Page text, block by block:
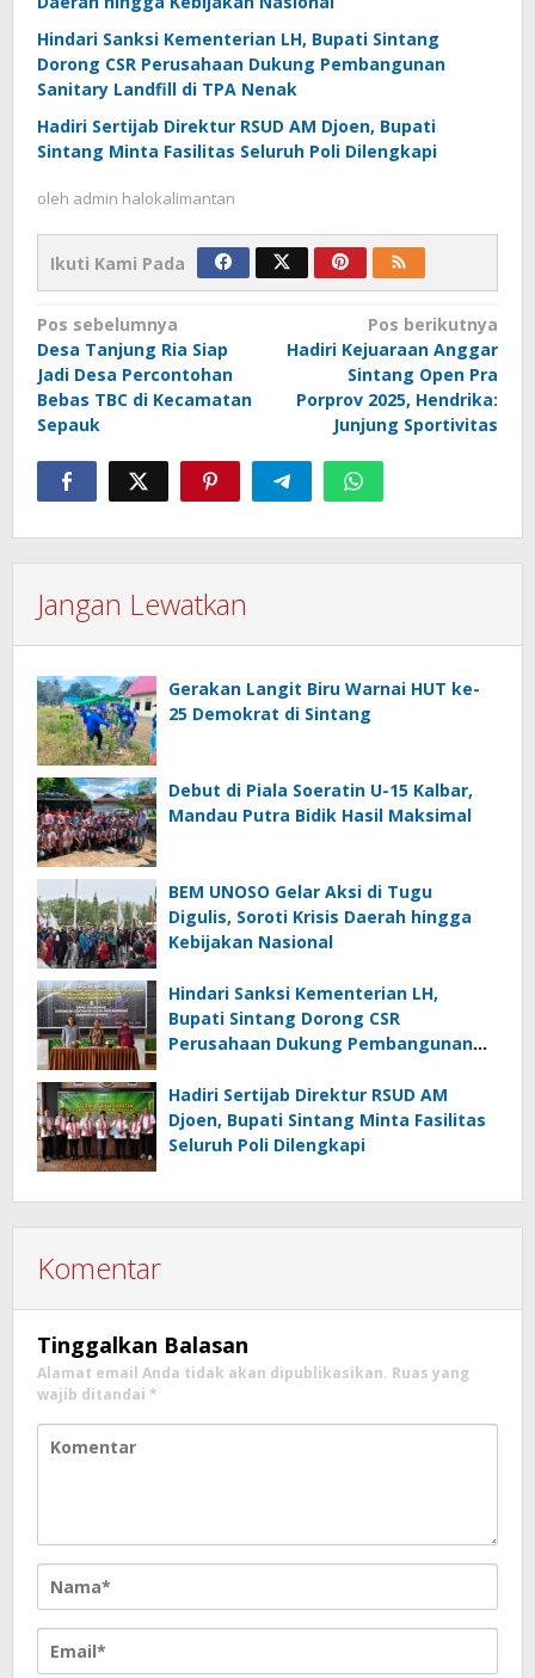
Hindari Sanksi Kementerian LH, Bupati Sintang
Dorong CSR Perusahaan Dukung Pembangunan
Sanitary Landfill di TPA Nenak
Hadiri Sertijab Direktur RSUD AM Djoen, Bupati
Sintang Minta Fasilitas Seluruh Poli Dilengkapi
oleh admin halokalimantan
Ikuti Kami Pada
Navigasi
pos
Pos sebelumnya
Desa Tanjung Ria Siap
Jadi Desa Percontohan
Bebas TBC di Kecamatan
Sepauk
Pos berikutnya
Hadiri Kejuaraan Anggar
Sintang Open Pra
Porprov 2025, Hendrika:
Junjung Sportivitas
Jangan Lewatkan
Gerakan Langit Biru Warnai HUT ke-
25 Demokrat di Sintang
Debut di Piala Soeratin U-15 Kalbar,
Mandau Putra Bidik Hasil Maksimal
BEM UNOSO Gelar Aksi di Tugu
Digulis, Soroti Krisis Daerah hingga
Kebijakan Nasional
Hindari Sanksi Kementerian LH,
Bupati Sintang Dorong CSR
Perusahaan Dukung Pembangunan
Hadiri Sertijab Direktur RSUD AM
Djoen, Bupati Sintang Minta Fasilitas
Seluruh Poli Dilengkapi
Komentar
Tinggalkan Balasan
Alamat email Anda tidak akan dipublikasikan. Ruas yang
wajib ditandai *